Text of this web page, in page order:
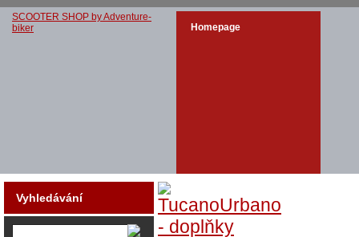
SCOOTER SHOP by Adventure-
biker
Homepage
Vyhledávání